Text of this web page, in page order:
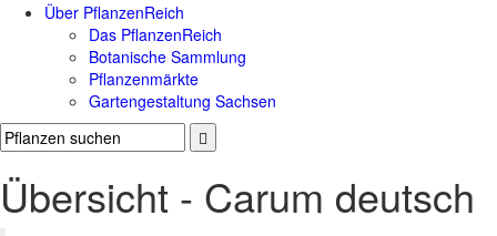
Über PflanzenReich
Das PflanzenReich
Botanische Sammlung
Pflanzenmärkte
Gartengestaltung Sachsen
Übersicht - Carum deutsch